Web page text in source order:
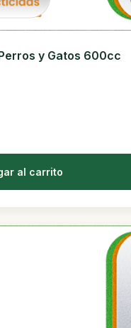
y Gatos 600cc
al carrito